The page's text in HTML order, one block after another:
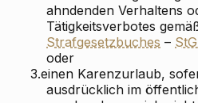
ahndenden Verhaltens
Tätigkeitsverbotes
Strafgesetzbuches –
oder
3.einen Karenzurlaub,
ausdrücklich im